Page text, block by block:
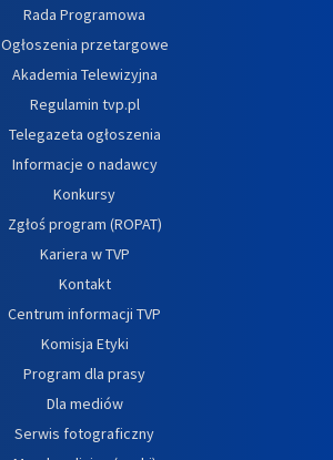
Rada Programowa
Ogłoszenia przetargowe
Akademia Telewizyjna
Regulamin tvp.pl
Telegazeta ogłoszenia
Informacje o nadawcy
Konkursy
Zgłoś program (ROPAT)
Kariera w TVP
Kontakt
Centrum informacji TVP
Komisja Etyki
Program dla prasy
Dla mediów
Serwis fotograficzny